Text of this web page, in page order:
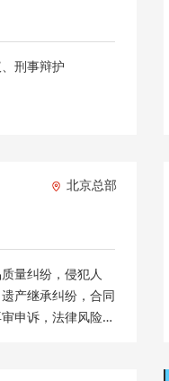
刑事辩护
北京总部
量纠纷，侵犯人
产继承纠纷，合同
申诉，法律风险管